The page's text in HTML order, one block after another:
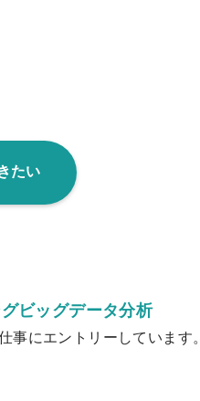
たい
ビッグデータ分析
にエントリーしています。